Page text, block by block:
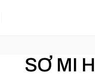
SƠ MI